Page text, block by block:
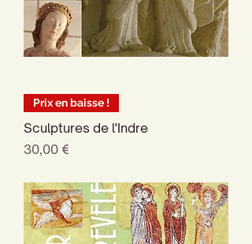
Prix en baisse !
Sculptures de l'Indre
Prix
30,00 €